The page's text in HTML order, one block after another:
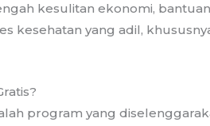
kesulitan ekonomi,
kesehatan yang adil,
program yang